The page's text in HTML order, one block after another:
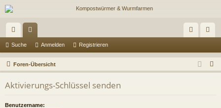
ch
ne
llz
ug
riff
en m
el
ist
rie
Suche Anmelden Registrieren
Foren-Übersicht
u
Aktivierungs-Schlüssel senden
Benutzername: